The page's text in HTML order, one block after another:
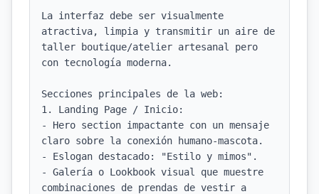
La interfaz debe ser visualmente
atractiva, limpia y transmitir un aire de
taller boutique/atelier artesanal pero
con tecnología moderna.
Secciones principales de la web:
1. Landing Page / Inicio:
- Hero section impactante con un mensaje
claro sobre la conexión humano-mascota.
- Eslogan destacado: "Estilo y mimos".
- Galería o Lookbook visual que muestre
combinaciones de prendas de vestir a